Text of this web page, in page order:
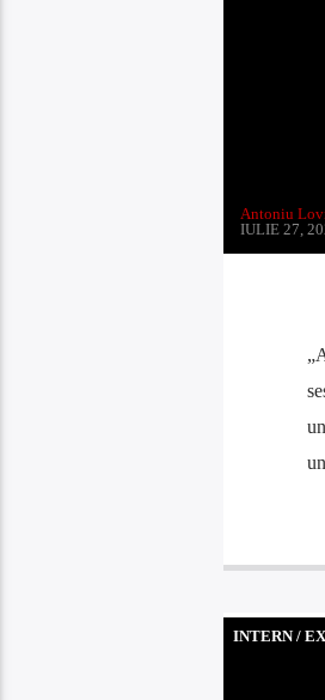
Antoniu
IULIE 27,
INTERN /